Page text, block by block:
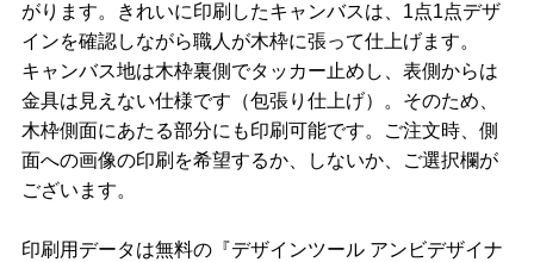
がります。きれいに印刷したキャンバスは、1点1点デザ
インを確認しながら職人が木枠に張って仕上げます。
キャンバス地は木枠裏側でタッカー止めし、表側からは
金具は見えない仕様です（包張り仕上げ）。そのため、
木枠側面にあたる部分にも印刷可能です。ご注文時、側
面への画像の印刷を希望するか、しないか、ご選択欄が
ございます。
印刷用データは無料の『デザインツール アンビデザイナ